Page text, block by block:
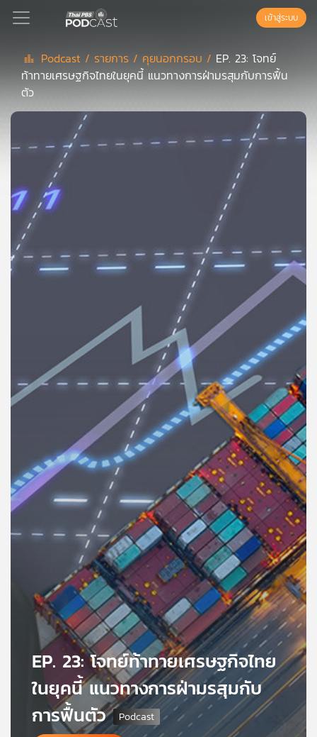
Podcast
ย์
แนะนำ
เพล
ย์
ลิ
เพลง
ข่าว
และ
กิจกรรม
เครือ
เข้าสู่ระบบ
Podcast / รายการ / คุยนอกกรอบ / EP. 23: โจทย์
ท้าทายเศรษฐกิจไทยในยุคนี้ แนวทางการฝ่ามรสุมกับการฟื้น
ตัว
EP. 23: โจทย์ท้าทายเศรษฐกิจไทย
ในยุคนี้ แนวทางการฝ่ามรสุมกับ
การฟื้นตัว